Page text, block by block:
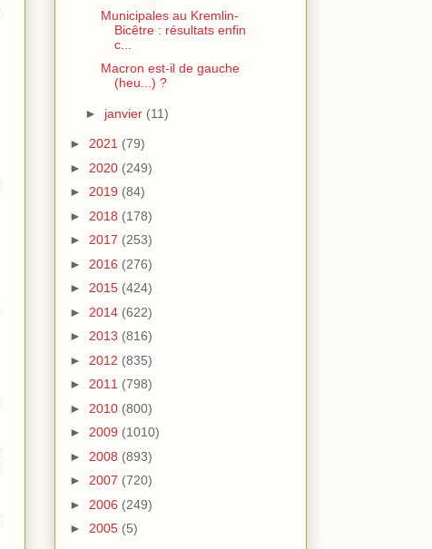
Municipales au Kremlin-
Bicêtre : résultats enfin
c...
Macron est-il de gauche
(heu...) ?
► janvier (11)
► 2021 (79)
► 2020 (249)
► 2019 (84)
► 2018 (178)
► 2017 (253)
► 2016 (276)
► 2015 (424)
► 2014 (622)
► 2013 (816)
► 2012 (835)
► 2011 (798)
► 2010 (800)
► 2009 (1010)
► 2008 (893)
► 2007 (720)
► 2006 (249)
► 2005 (5)